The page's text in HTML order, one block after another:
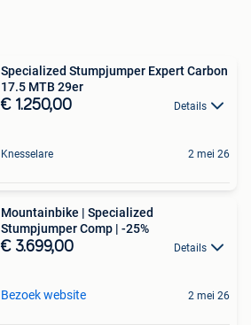
Specialized Stumpjumper Expert Carbon
17.5 MTB 29er
€ 1.250,00 Details
Knesselare 2 mei 26
Mountainbike | Specialized
Stumpjumper Comp | -25%
€ 3.699,00 Details
Bezoek website 2 mei 26